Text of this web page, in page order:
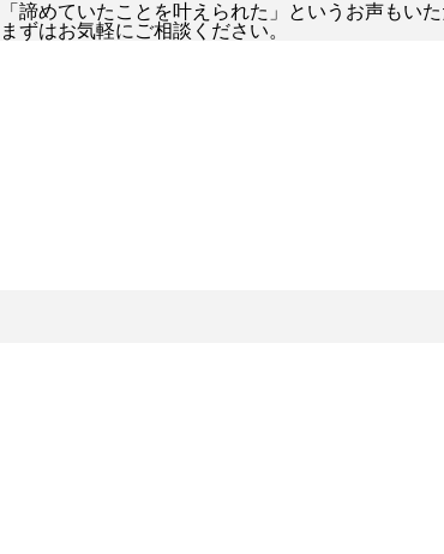
「諦めていたことを叶えられた」というお声もい
まずはお気軽にご相談ください。